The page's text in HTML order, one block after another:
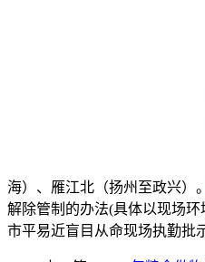
海）、雁江北（扬州至政兴）。
解除管制的办法(具体以现场
市平易近盲目从命现场执勤批